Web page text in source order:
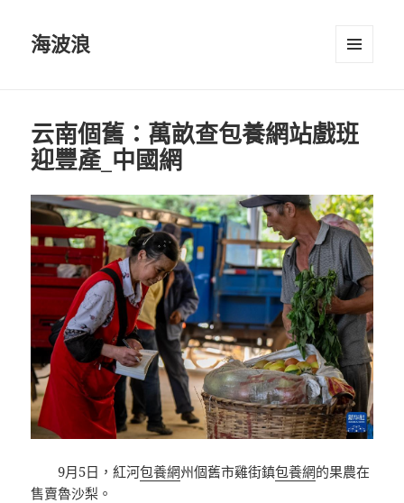
海波浪
云南個舊：萬畝查包養網站戲班
迎豐產_中國網
9月5日，紅河包養網州個舊市雞街鎮包養網的果農在
售賣魯沙梨。